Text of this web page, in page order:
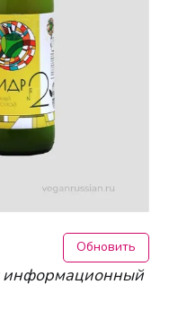
Обновить
информационный